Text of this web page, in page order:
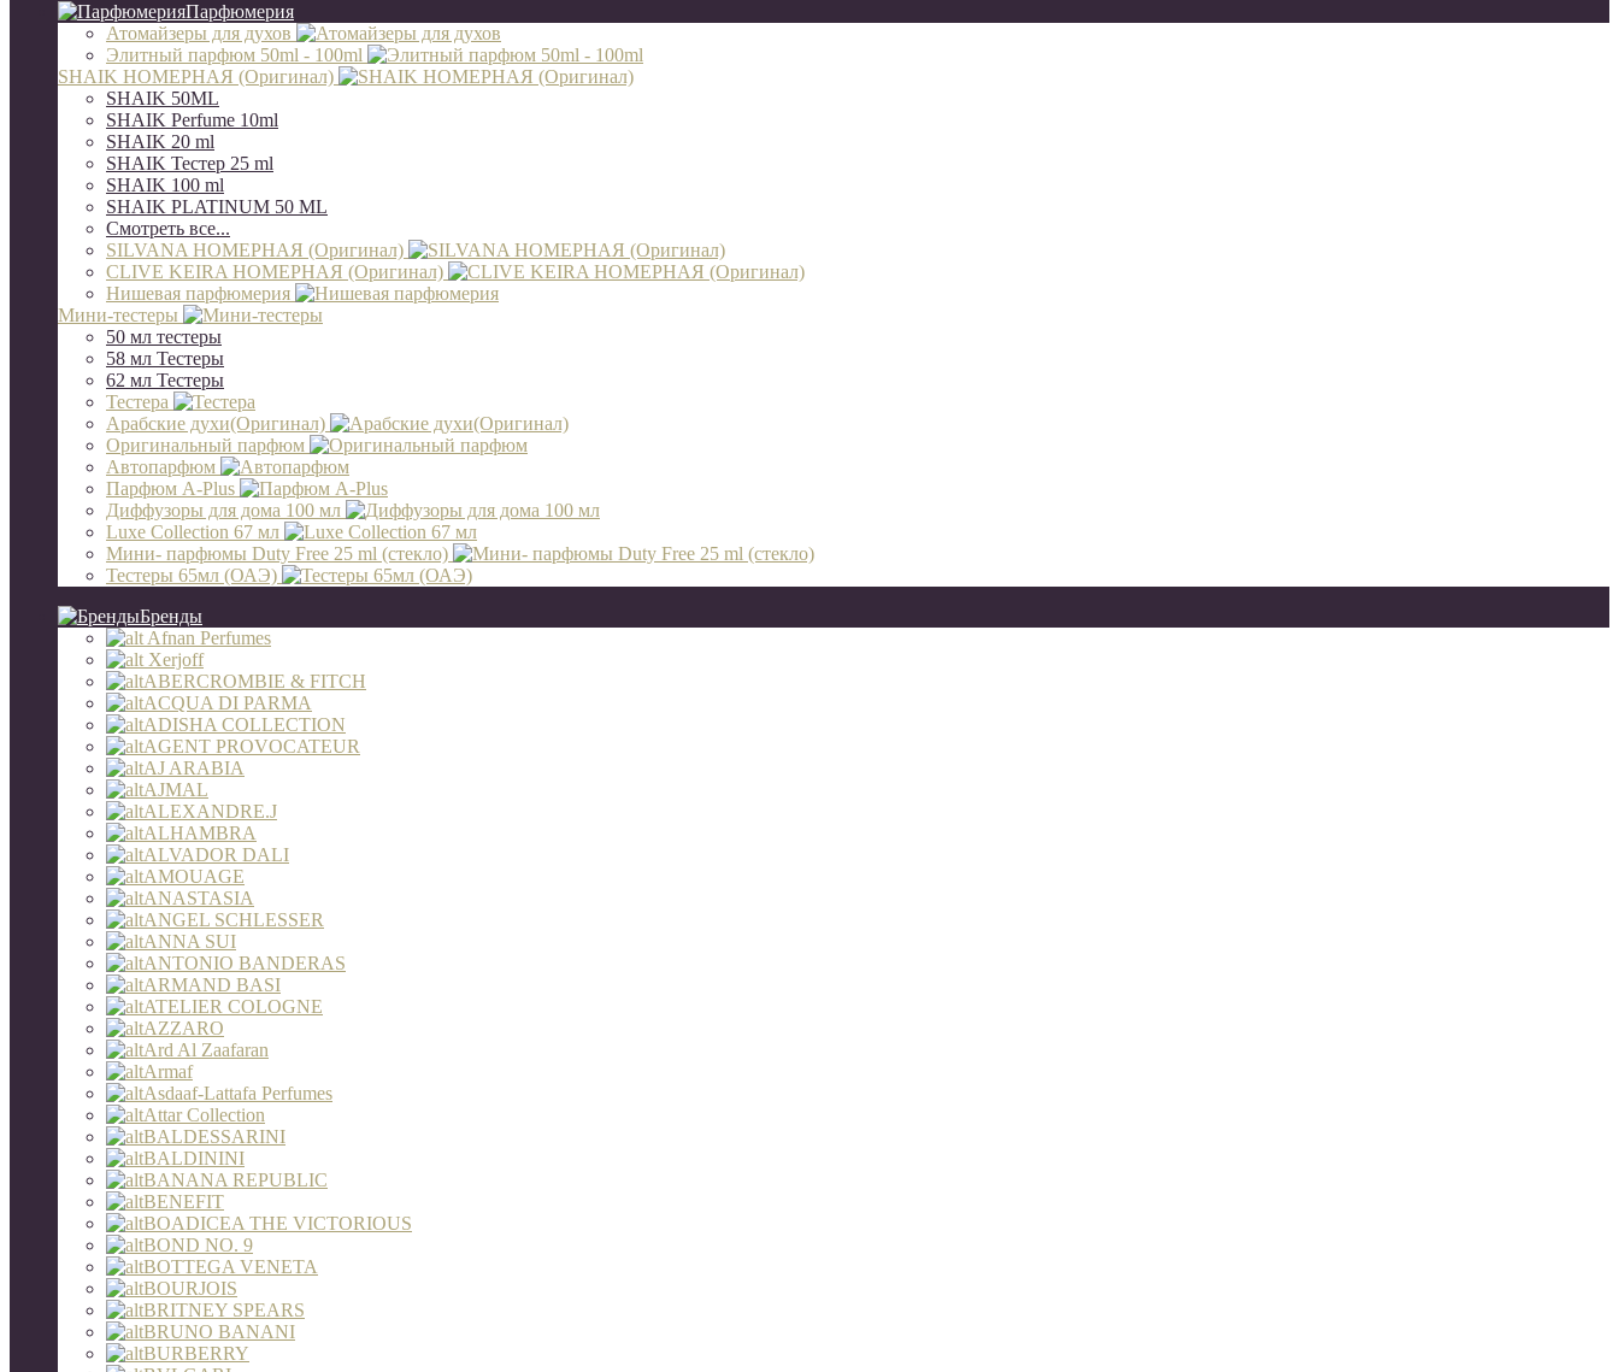
Парфюмерия
Атомайзеры для духов
Элитный парфюм 50ml - 100ml
SHAIK НОМЕРНАЯ (Оригинал)
SHAIK 50ML
SHAIK Perfume 10ml
SHAIK 20 ml
SHAIK Тестер 25 ml
SHAIK 100 ml
SHAIK PLATINUM 50 ML
Смотреть все...
SILVANA НОМЕРНАЯ (Оригинал)
CLIVE KEIRA НОМЕРНАЯ (Оригинал)
Нишевая парфюмерия
Мини-тестеры
50 мл тестеры
58 мл Тестеры
62 мл Тестеры
Тестера
Арабские духи(Оригинал)
Оригинальный парфюм
Автопарфюм
Парфюм A-Plus
Диффузоры для дома 100 мл
Luxe Collection 67 мл
Мини- парфюмы Duty Free 25 ml (стекло)
Тестеры 65мл (ОАЭ)
Бренды
Afnan Perfumes
Xerjoff
ABERCROMBIE & FITCH
ACQUA DI PARMA
ADISHA COLLECTION
AGENT PROVOCATEUR
AJ ARABIA
AJMAL
ALEXANDRE.J
ALHAMBRA
ALVADOR DALI
AMOUAGE
ANASTASIA
ANGEL SCHLESSER
ANNA SUI
ANTONIO BANDERAS
ARMAND BASI
ATELIER COLOGNE
AZZARO
Ard Al Zaafaran
Armaf
Asdaaf-Lattafa Perfumes
Attar Collection
BALDESSARINI
BALDININI
BANANA REPUBLIC
BENEFIT
BOADICEA THE VICTORIOUS
BOND NO. 9
BOTTEGA VENETA
BOURJOIS
BRITNEY SPEARS
BRUNO BANANI
BURBERRY